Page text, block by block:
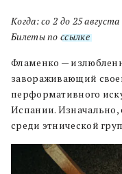
Когда: со 2 до 25 августа
Билеты по ссылке.
Фламенко —
завораживающий
перформативного
Испании. Изначально,
среди этнической